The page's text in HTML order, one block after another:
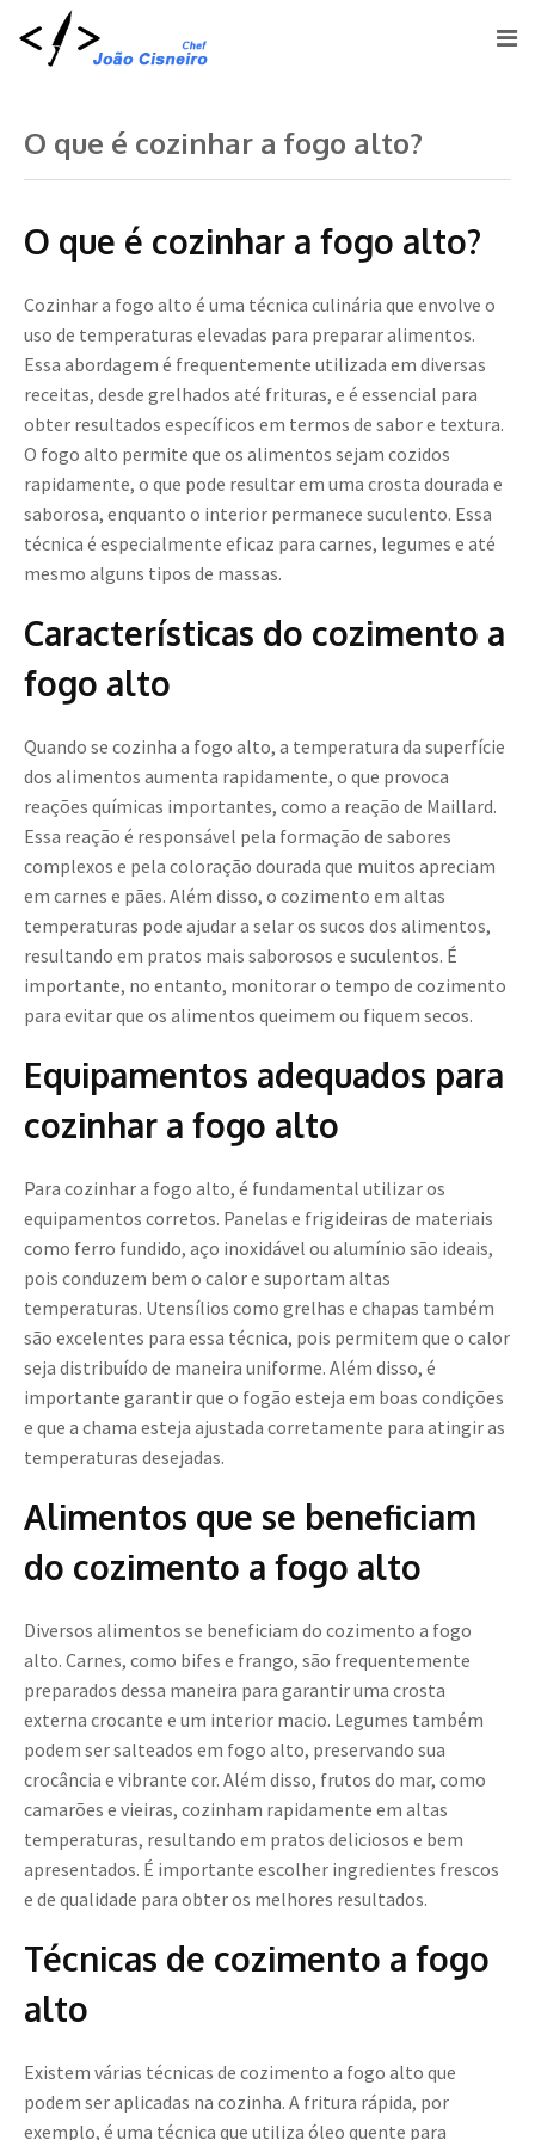
O que é cozinhar a fogo alto?
O que é cozinhar a fogo alto?
Cozinhar a fogo alto é uma técnica culinária que envolve o
uso de temperaturas elevadas para preparar alimentos.
Essa abordagem é frequentemente utilizada em diversas
receitas, desde grelhados até frituras, e é essencial para
obter resultados específicos em termos de sabor e textura.
O fogo alto permite que os alimentos sejam cozidos
rapidamente, o que pode resultar em uma crosta dourada e
saborosa, enquanto o interior permanece suculento. Essa
técnica é especialmente eficaz para carnes, legumes e até
mesmo alguns tipos de massas.
Características do cozimento a
fogo alto
Quando se cozinha a fogo alto, a temperatura da superfície
dos alimentos aumenta rapidamente, o que provoca
reações químicas importantes, como a reação de Maillard.
Essa reação é responsável pela formação de sabores
complexos e pela coloração dourada que muitos apreciam
em carnes e pães. Além disso, o cozimento em altas
temperaturas pode ajudar a selar os sucos dos alimentos,
resultando em pratos mais saborosos e suculentos. É
importante, no entanto, monitorar o tempo de cozimento
para evitar que os alimentos queimem ou fiquem secos.
Equipamentos adequados para
cozinhar a fogo alto
Para cozinhar a fogo alto, é fundamental utilizar os
equipamentos corretos. Panelas e frigideiras de materiais
como ferro fundido, aço inoxidável ou alumínio são ideais,
pois conduzem bem o calor e suportam altas
temperaturas. Utensílios como grelhas e chapas também
são excelentes para essa técnica, pois permitem que o calor
seja distribuído de maneira uniforme. Além disso, é
importante garantir que o fogão esteja em boas condições
e que a chama esteja ajustada corretamente para atingir as
temperaturas desejadas.
Alimentos que se beneficiam
do cozimento a fogo alto
Diversos alimentos se beneficiam do cozimento a fogo
alto. Carnes, como bifes e frango, são frequentemente
preparados dessa maneira para garantir uma crosta
externa crocante e um interior macio. Legumes também
podem ser salteados em fogo alto, preservando sua
crocância e vibrante cor. Além disso, frutos do mar, como
camarões e vieiras, cozinham rapidamente em altas
temperaturas, resultando em pratos deliciosos e bem
apresentados. É importante escolher ingredientes frescos
e de qualidade para obter os melhores resultados.
Técnicas de cozimento a fogo
alto
Existem várias técnicas de cozimento a fogo alto que
podem ser aplicadas na cozinha. A fritura rápida, por
exemplo, é uma técnica que utiliza óleo quente para